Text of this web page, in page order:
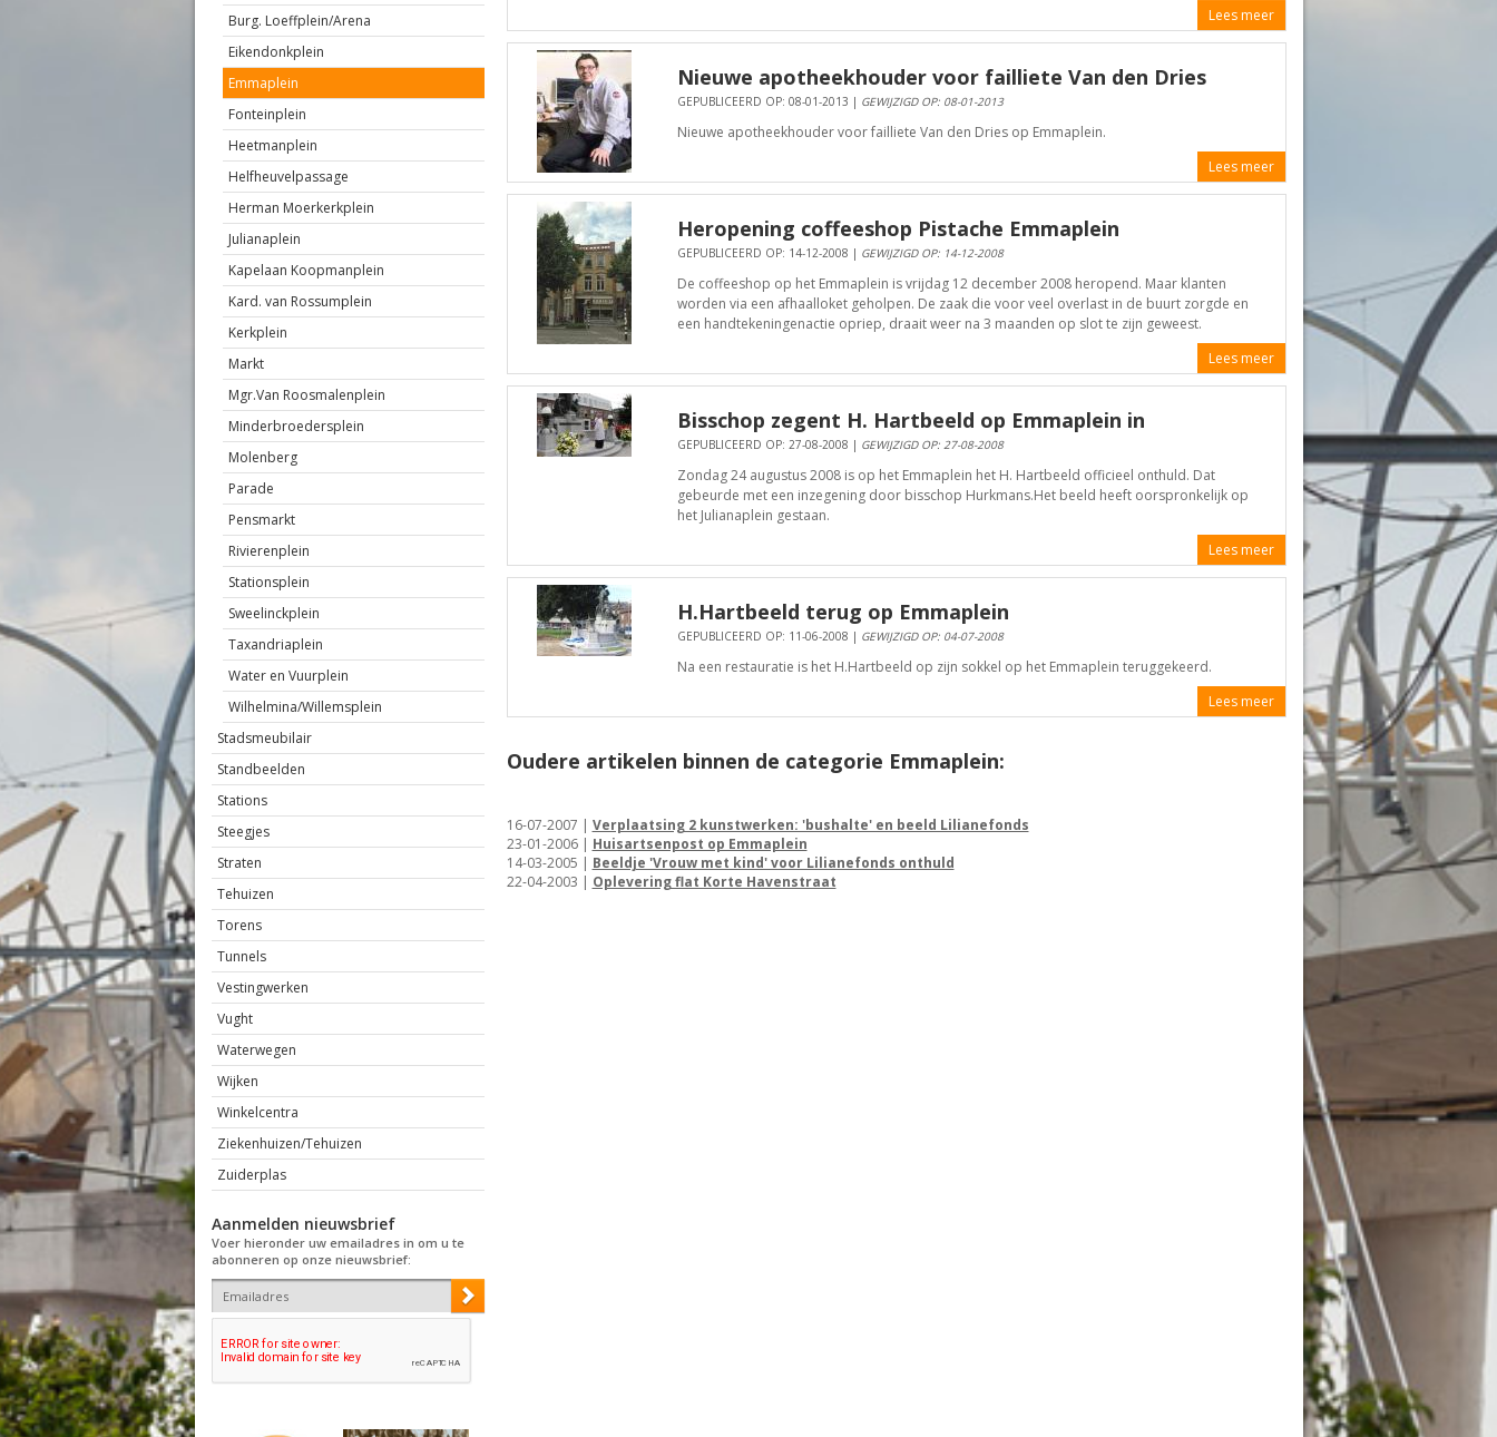
Burg. Loeffplein/Arena
Eikendonkplein
Emmaplein
Fonteinplein
Heetmanplein
Helfheuvelpassage
Herman Moerkerkplein
Julianaplein
Kapelaan Koopmanplein
Kard. van Rossumplein
Kerkplein
Markt
Mgr.Van Roosmalenplein
Minderbroedersplein
Molenberg
Parade
Pensmarkt
Rivierenplein
Stationsplein
Sweelinckplein
Taxandriaplein
Water en Vuurplein
Wilhelmina/Willemsplein
Stadsmeubilair
Standbeelden
Stations
Steegjes
Straten
Tehuizen
Torens
Tunnels
Vestingwerken
Vught
Waterwegen
Wijken
Winkelcentra
Ziekenhuizen/Tehuizen
Zuiderplas
Aanmelden nieuwsbrief
Voer hieronder uw emailadres in om u te
abonneren op onze nieuwsbrief:
Lees meer
Nieuwe apotheekhouder voor failliete Van den Dries
GEPUBLICEERD OP: 08-01-2013 | GEWIJZIGD OP: 08-01-2013
Nieuwe apotheekhouder voor failliete Van den Dries op Emmaplein.
Lees meer
Heropening coffeeshop Pistache Emmaplein
GEPUBLICEERD OP: 14-12-2008 | GEWIJZIGD OP: 14-12-2008
De coffeeshop op het Emmaplein is vrijdag 12 december 2008 heropend. Maar klanten
worden via een afhaalloket geholpen. De zaak die voor veel overlast in de buurt zorgde en
een handtekeningenactie opriep, draait weer na 3 maanden op slot te zijn geweest.
Lees meer
Bisschop zegent H. Hartbeeld op Emmaplein in
GEPUBLICEERD OP: 27-08-2008 | GEWIJZIGD OP: 27-08-2008
Zondag 24 augustus 2008 is op het Emmaplein het H. Hartbeeld officieel onthuld. Dat
gebeurde met een inzegening door bisschop Hurkmans.Het beeld heeft oorspronkelijk op
het Julianaplein gestaan.
Lees meer
H.Hartbeeld terug op Emmaplein
GEPUBLICEERD OP: 11-06-2008 | GEWIJZIGD OP: 04-07-2008
Na een restauratie is het H.Hartbeeld op zijn sokkel op het Emmaplein teruggekeerd.
Lees meer
Oudere artikelen binnen de categorie Emmaplein:
16-07-2007 | Verplaatsing 2 kunstwerken: 'bushalte' en beeld Lilianefonds
23-01-2006 | Huisartsenpost op Emmaplein
14-03-2005 | Beeldje 'Vrouw met kind' voor Lilianefonds onthuld
22-04-2003 | Oplevering flat Korte Havenstraat